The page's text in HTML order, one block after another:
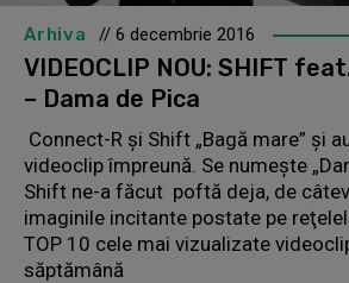
Arhiva // 6 decembrie 2016
VIDEOCLIP NOU: SHIFT
– Dama de Pica
Connect-R și Shift „Bagă mare” și
videoclip împreună. Se numeşte
Shift ne-a făcut poftă deja, de
imaginile incitante postate pe
TOP 10 cele mai vizualizate
săptămână